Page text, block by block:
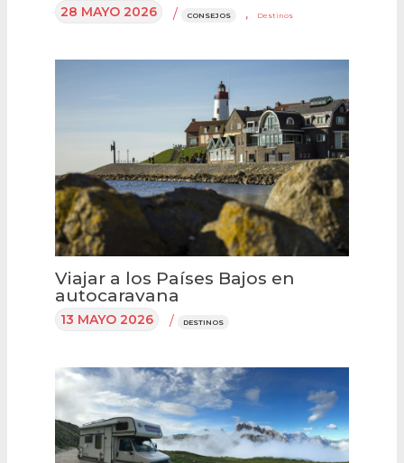
28 MAYO 2026 / CONSEJOS , Destinos
Viajar a los Países Bajos en
autocaravana
13 MAYO 2026 / DESTINOS